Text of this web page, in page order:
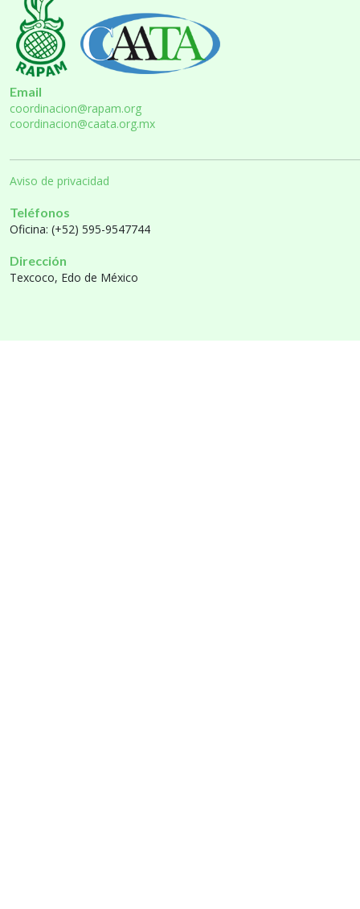
Email
coordinacion@rapam.org
coordinacion@caata.org.mx
Aviso de privacidad
Teléfonos
Oficina: (+52) 595-9547744
Dirección
Texcoco, Edo de México